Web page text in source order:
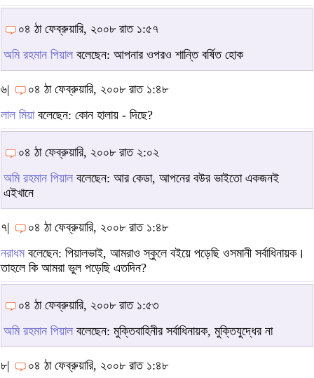
০৪ ঠা ফেব্রুয়ারি, ২০০৮ রাত ১:৫৭
অমি রহমান পিয়াল বলেছেন: আপনার ওপরও শান্তি বর্ষিত হোক
৬|
০৪ ঠা ফেব্রুয়ারি, ২০০৮ রাত ১:৪৮
লাল মিয়াবলেছেন: কোন হালায় - দিছে?
০৪ ঠা ফেব্রুয়ারি, ২০০৮ রাত ২:০২
অমি রহমান পিয়াল বলেছেন: আর কেডা, আপনের বউর ভাইতো একজনই
এইখানে
৭|
০৪ ঠা ফেব্রুয়ারি, ২০০৮ রাত ১:৪৮
নরাধমবলেছেন: পিয়ালভাই, আমরাও স্কুলে বইয়ে পড়েছি ওসমানী সর্বাধিনায়ক।
তাহলে কি আমরা ভুল পড়েছি এতদিন?
০৪ ঠা ফেব্রুয়ারি, ২০০৮ রাত ১:৫৩
অমি রহমান পিয়াল বলেছেন: মুক্তিবাহিনীর সর্বাধিনায়ক, মুক্তিযুদ্ধের না
৮|
০৪ ঠা ফেব্রুয়ারি, ২০০৮ রাত ১:৪৮